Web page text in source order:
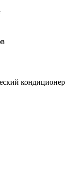
кондиционер